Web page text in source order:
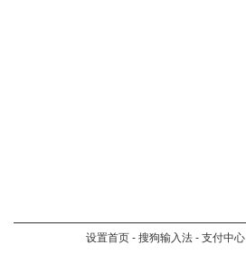
设置首页 - 搜狗输入法 - 支付中心